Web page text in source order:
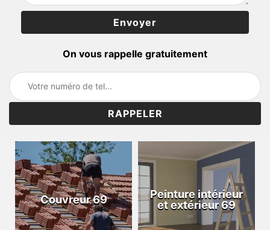
On vous rappelle gratuitement
Couvreur 69
Peinture intérieur
et extérieur 69